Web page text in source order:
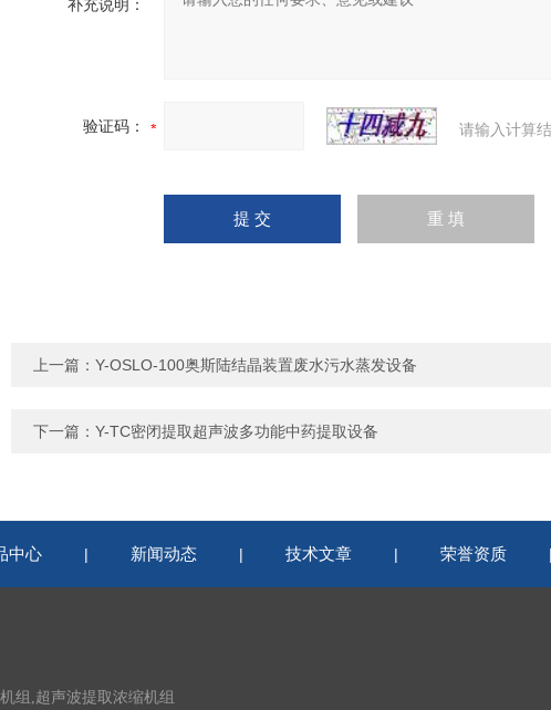
补充说明：
验证码： 请输入计算
上一篇： Y-OSLO-100奥斯陆结晶装置废水污水蒸发设备
下一篇： Y-TC密闭提取超声波多功能中药提取设备
中心 | 新闻动态 | 技术文章 | 荣誉资质
组,超声波提取浓缩机组